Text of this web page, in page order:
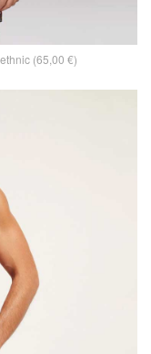
(65,00 €)